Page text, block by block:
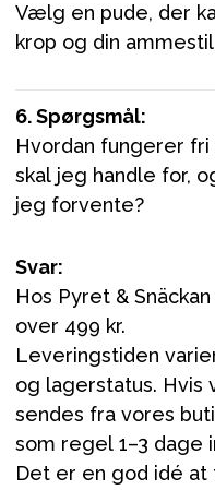
Vælg en pude, der
krop og din
6. Spørgsmål:
Hvordan fungerer
skal jeg handle for,
jeg forvente?
Svar:
Hos Pyret &
over 499 kr.
Leveringstiden
og lagerstatus. Hvis
sendes fra vores
som regel 1–3 dage
Det er en god idé